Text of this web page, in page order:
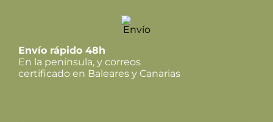
Envío rápido 48h
En la península, y correos
certificado en Baleares y Canarias